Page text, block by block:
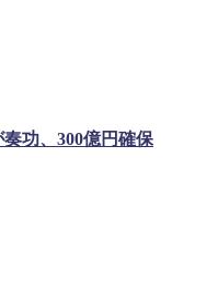
功、300億円確保